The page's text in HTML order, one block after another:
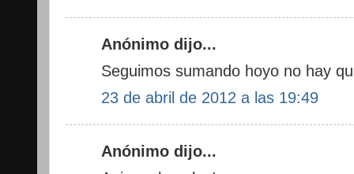
Anónimo dijo...
Seguimos sumando hoyo no hay
23 de abril de 2012 a las 19:49
Anónimo dijo...